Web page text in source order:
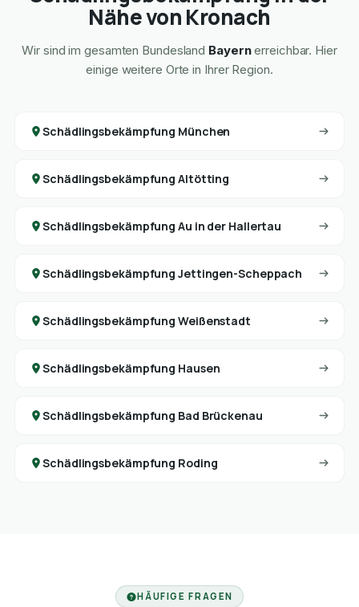
Nähe von Kronach
Wir sind im gesamten Bundesland Bayernerreichbar. Hier
einige weitere Orte in Ihrer Region.
Schädlingsbekämpfung München
Schädlingsbekämpfung Altötting
Schädlingsbekämpfung Au in der Hallertau
Schädlingsbekämpfung Jettingen-Scheppach
Schädlingsbekämpfung Weißenstadt
Schädlingsbekämpfung Hausen
Schädlingsbekämpfung Bad Brückenau
Schädlingsbekämpfung Roding
HÄUFIGE FRAGEN